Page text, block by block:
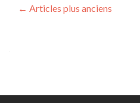
Navigation
← Articles plus anciens